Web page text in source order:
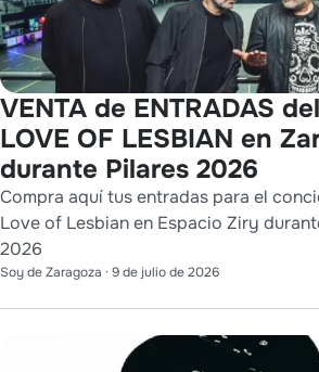
VENTA de ENTRADAS
LOVE OF LESBIAN en
durante Pilares 2026
Compra aquí tus entradas para el
Love of Lesbian en Espacio Ziry
2026
Soy de Zaragoza · 9 de julio de 2026